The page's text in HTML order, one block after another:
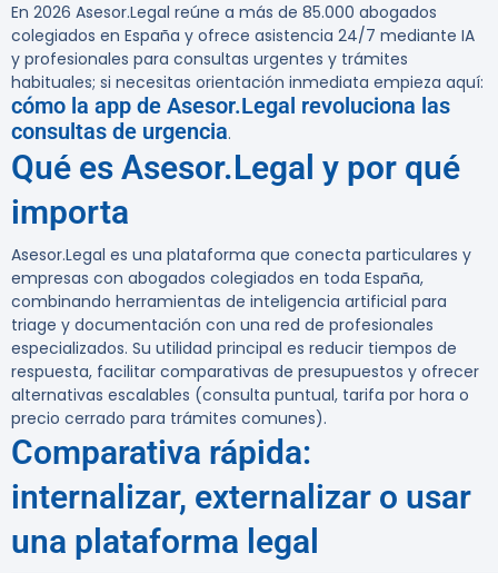
En 2026 Asesor.Legal reúne a más de 85.000 abogados
colegiados en España y ofrece asistencia 24/7 mediante IA
y profesionales para consultas urgentes y trámites
habituales; si necesitas orientación inmediata empieza aquí:
cómo la app de Asesor.Legal revoluciona las
consultas de urgencia.
Qué es Asesor.Legal y por qué
importa
Asesor.Legal es una plataforma que conecta particulares y
empresas con abogados colegiados en toda España,
combinando herramientas de inteligencia artificial para
triage y documentación con una red de profesionales
especializados. Su utilidad principal es reducir tiempos de
respuesta, facilitar comparativas de presupuestos y ofrecer
alternativas escalables (consulta puntual, tarifa por hora o
precio cerrado para trámites comunes).
Comparativa rápida:
internalizar, externalizar o usar
una plataforma legal